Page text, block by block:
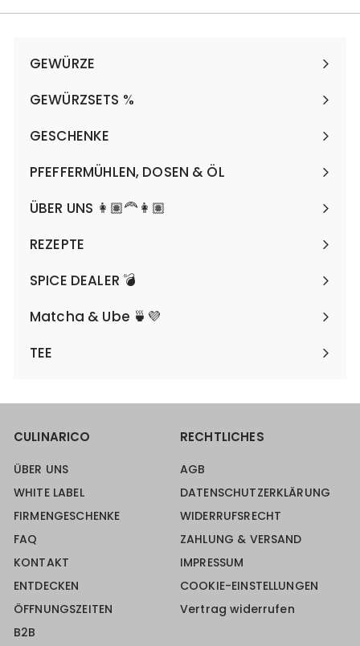
0
GEWÜRZE
Menü
maximieren
GEWÜRZSETS %
Menü
maximieren
GESCHENKE
Menü
maximieren
PFEFFERMÜHLEN, DOSEN & ÖL
Menü
maximieren
ÜBER UNS 👩🏽‍🦰👩🏽
REZEPTE
SPICE DEALER 💣
Matcha & Ube 🍵💜
TEE
CULINARICO
ÜBER UNS
WHITE LABEL
FIRMENGESCHENKE
FAQ
KONTAKT
ENTDECKEN
ÖFFNUNGSZEITEN
B2B
RECHTLICHES
AGB
DATENSCHUTZERKLÄRUNG
WIDERRUFSRECHT
ZAHLUNG & VERSAND
IMPRESSUM
COOKIE-EINSTELLUNGEN
Vertrag widerrufen